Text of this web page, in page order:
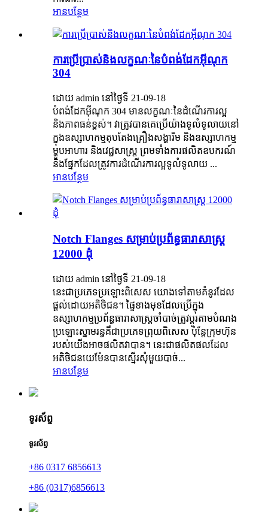
អានបន្ថែម
ការប្រើប្រាស់និងលក្ខណៈនៃបំពង់ដែកអ៊ីណុក
304
ដោយ admin នៅថ្ងៃទី 21-09-18
បំពង់ដែកអ៊ីណុក 304 មានលក្ខណៈនៃដំណើរការល្អ
និងភាពធន់ខ្ពស់។ វាត្រូវបានគេប្រើយ៉ាងទូលំទូលាយនៅ
ក្នុងឧស្សាហកម្មតុបតែងគ្រឿងសង្ហារិម និងឧស្សាហកម្ម
ម្ហូបអាហារ និងវេជ្ជសាស្ត្រ ព្រមទាំងការផលិតឧបករណ៍
និងផ្នែកដែលត្រូវការដំណើរការល្អទូលំទូលាយ ...
អានបន្ថែម
Notch Flanges សម្រាប់ប្រព័ន្ធធារាសាស្រ្ត
12000 ដុំ
ដោយ admin នៅថ្ងៃទី 21-09-18
នេះជាប្រភេទប្រឡោះពិសេស យោងទៅតាមគំនូរដែល
ផ្តល់ដោយអតិថិជន។ ផ្ទៃខាងមុខដែលប្រើក្នុង
ឧស្សាហកម្មប្រព័ន្ធធារាសាស្រ្តចាំបាច់ត្រូវប្ដូរតាមបំណង
ប្រឡោះស្នាមរន្ធគឺជាប្រភេទព្រុយពិសេស ប៉ុន្តែក្រុមហ៊ុន
របស់យើងអាចផលិតវាបាន។ នេះ​ជា​ផលិតផល​ដែល​
អតិថិជន​យេម៉ែន​បាន​ស្នើរ​សុំ​មួយ​បាច់...
អានបន្ថែម
ទូរស័ព្ទ
ទូរស័ព្ទ
+86 0317 6856613
+86 (0317)6856613